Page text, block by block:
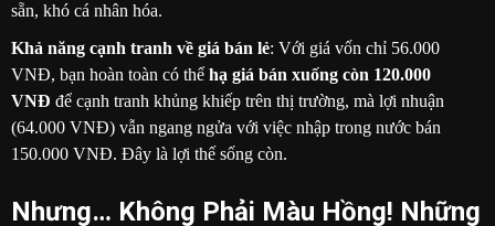
sẵn, khó cá nhân hóa.
Khả năng cạnh tranh về giá bán lẻ: Với giá vốn chỉ 56.000
VNĐ, bạn hoàn toàn có thể hạ giá bán xuống còn 120.000
VNĐ để cạnh tranh khủng khiếp trên thị trường, mà lợi nhuận
(64.000 VNĐ) vẫn ngang ngửa với việc nhập trong nước bán
150.000 VNĐ. Đây là lợi thế sống còn.
Nhưng… Không Phải Màu Hồng! Những